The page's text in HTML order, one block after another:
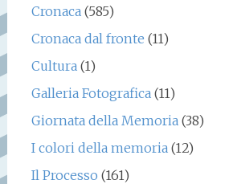
Cronaca (585)
Cronaca dal fronte (11)
Cultura (1)
Galleria Fotografica (11)
Giornata della Memoria (38)
I colori della memoria (12)
Il Processo (161)